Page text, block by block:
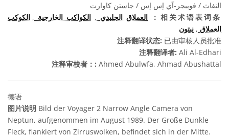
النفاث / فوييجر-آي إس إس / جاستن كاوارت
相关术语表词条：
العملاق الجليدي , الكواكب الخارجية , الكوكب
العملاق , نبتون
注释翻译状态: 已由审核人员批准
注释翻译者: Ali Al-Edhari
注释审校者：: Ahmed Abulwfa, Ahmad Abushattal
德语
图片说明 Bild der Voyager 2 Narrow Angle Camera von
Neptun, aufgenommen im August 1989. Der Große Dunkle
Fleck, flankiert von Zirruswolken, befindet sich in der Mitte.